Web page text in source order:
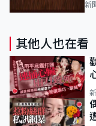
新
其他人也在看